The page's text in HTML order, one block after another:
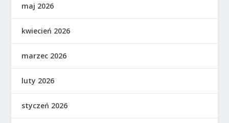
maj 2026
kwiecień 2026
marzec 2026
luty 2026
styczeń 2026